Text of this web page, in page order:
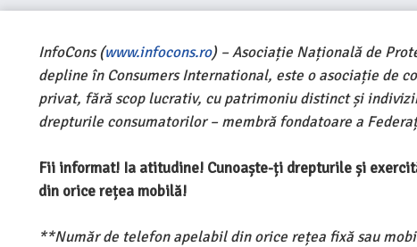
InfoCons (www.infocons.ro) – Asociație Națională de
depline în Consumers International, este o asociație de
privat, fără scop lucrativ, cu patrimoniu distinct și
drepturile consumatorilor – membră fondatoare a
Fii informat! Ia atitudine! Cunoaște-ți drepturile și
din orice rețea mobilă!
**Număr de telefon apelabil din orice rețea fixă sau